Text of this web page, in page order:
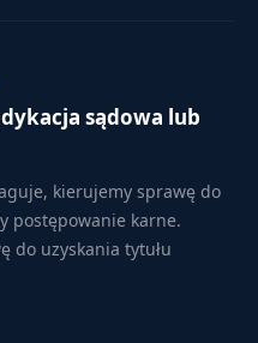
sądowa lub
kierujemy sprawę do
postępowanie karne.
do uzyskania tytułu